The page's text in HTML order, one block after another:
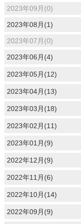
2023年09月(0)
2023年08月(1)
2023年07月(0)
2023年06月(4)
2023年05月(12)
2023年04月(13)
2023年03月(18)
2023年02月(11)
2023年01月(9)
2022年12月(9)
2022年11月(6)
2022年10月(14)
2022年09月(9)